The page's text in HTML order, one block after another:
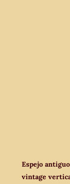
Espejo
vintage